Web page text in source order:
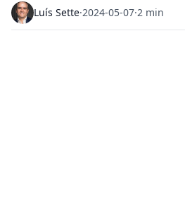
Luís Sette·2024-05-07·2 min